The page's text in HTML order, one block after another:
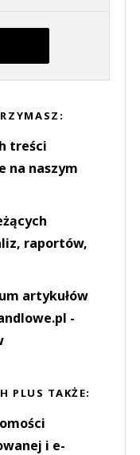
treści
na naszym
raportów,
artykułów
-
PLUS TAKŻE:
i e-